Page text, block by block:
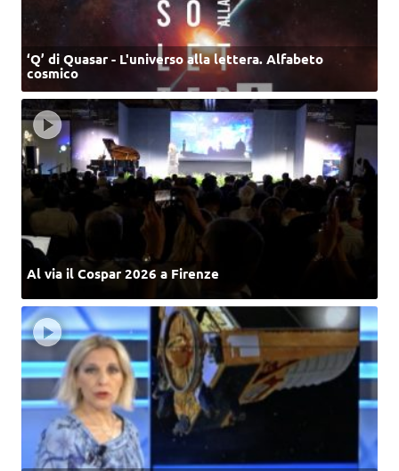
‘Q’ di Quasar - L'universo alla lettera. Alfabeto
cosmico
Al via il Cospar 2026 a Firenze